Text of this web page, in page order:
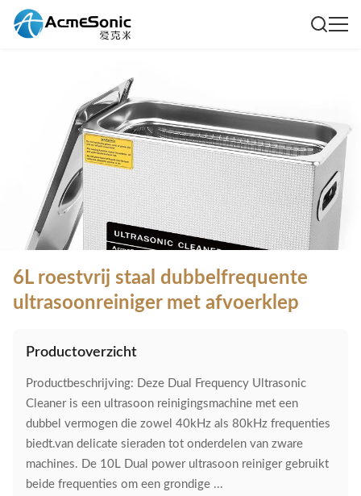
6L roestvrij staal dubbelfrequente
ultrasoonreiniger met afvoerklep
Productoverzicht
Productbeschrijving: Deze Dual Frequency Ultrasonic
Cleaner is een ultrasoon reinigingsmachine met een
dubbel vermogen die zowel 40kHz als 80kHz frequenties
biedt.van delicate sieraden tot onderdelen van zware
machines. De 10L Dual power ultrasoon reiniger gebruikt
beide frequenties om een grondige ...